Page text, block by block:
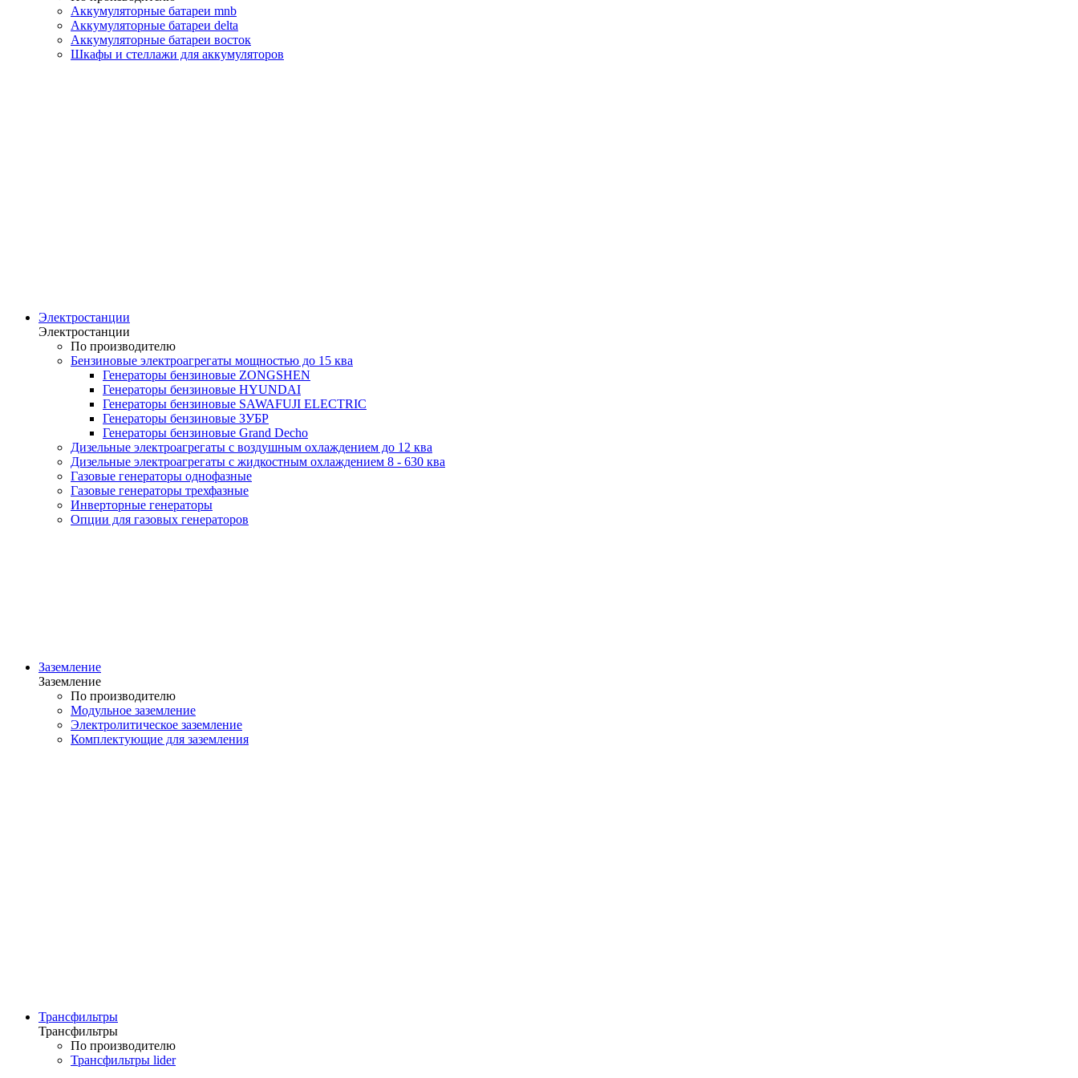
Аккумуляторные батареи mnb
Аккумуляторные батареи delta
Аккумуляторные батареи восток
Шкафы и стеллажи для аккумуляторов
Электростанции
Электростанции
По производителю
Бензиновые электроагрегаты мощностью до 15 ква
Генераторы бензиновые ZONGSHEN
Генераторы бензиновые HYUNDAI
Генераторы бензиновые SAWAFUJI ELECTRIC
Генераторы бензиновые ЗУБР
Генераторы бензиновые Grand Decho
Дизельные электроагрегаты с воздушным охлаждением до 12 ква
Дизельные электроагрегаты с жидкостным охлаждением 8 - 630 ква
Газовые генераторы однофазные
Газовые генераторы трехфазные
Инверторные генераторы
Опции для газовых генераторов
Заземление
Заземление
По производителю
Модульное заземление
Электролитическое заземление
Комплектующие для заземления
Трансфильтры
Трансфильтры
По производителю
Трансфильтры lider